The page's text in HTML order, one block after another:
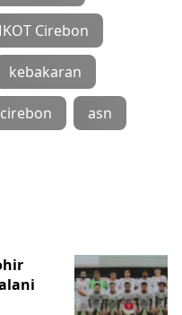
Cirebon
kebakaran
asn